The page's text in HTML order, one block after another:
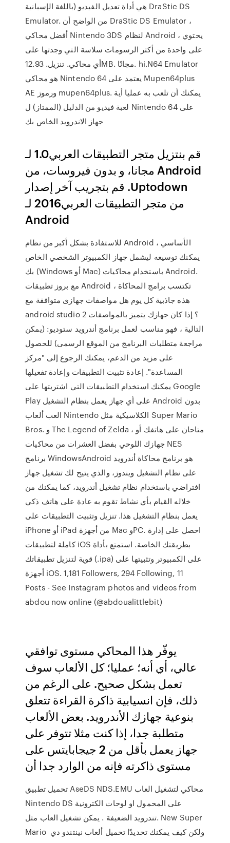
باللغة الإسبانية) هي أداة تعديل الفيديو DraStic DS
Emulator. من الواضح أن DraStic DS Emulator ،
أفضل محاكي Nintendo 3DS لنظام Android ، يحتوي
على واحدة من أكثر الرسومات سلاسة التي وجدتها على
أي محاكي. تنزيل. 12.93MB. مجانًا. hi.N64 Emulator
هو محاكي Nintendo 64 يعتمد على Mupen64plus
AE ورموز mupen64plus. يمكنك أن تلعب به عمليا أية
لعبة فيديو من الدليل (الممتاز) ل Nintendo 64 على
جهاز الاندرويد الخاص بك
‫قم بنتزيل متجر التطبيقات العربي1.0 لـ
Android مجانا، و بدون فيروسات، من
Uptodown. قم بتجريب آخر إصدار
من متجر التطبيقات العربي2016 لـ
Android
للاستفادة بشكل أكبر من نظام Android الأساسي ،
يمكنك توسيعه ليشمل جهاز الكمبيوتر الشخصي الخاص
بك (Windows أو Mac) باستخدام محاكيات Android.
مع بروز تطبيقات Android ، تكتسب برامج المحاكاة
هذه جاذبية كل يوم هل مواصفات جهازى متوافقة مع
android studio 2 ؟ إذا كان جهازك يتميز بالمواصفات
التالية ، فهو مناسب لعمل برنامج أندرويد ستوديو: (يمكن
مراجعة متطلبات البرنامج من الموقع الرسمى) للحصول
على مزيد من الدعم، يمكنك الرجوع إلى "مركز
المساعدة". إعادة تثبيت التطبيقات وإعادة تفعيلها
يمكنك استخدام التطبيقات التي اشتريتها على Google
Play على أي جهاز يعمل بنظام التشغيل Android بدون
العب ألعاب Nintendo الكلاسيكية مثل Super Mario
Bros. و The Legend of Zelda ، متاحان على هاتفك أو
جهازك اللوحي بفضل العشرات من محاكيات NES
برنامج WindowsAndroid هو برنامج محاكاة أندرويد
على نظام التشغيل ويندوز، والذي يتيح لك تشغيل جهاز
افتراضي باستخدام نظام تشغيل أندرويد، كما يمكنك من
خلاله القيام بأي نشاط تقوم به عادة على هاتف ذكي
يعمل بنظام التشغيل هذا. تنزيل وتثبيت التطبيقات على
iPhone أو iPad من أجهزة Mac وPC. احصل على إدارة
كاملة لتطبيقات iOS بطريقتك الخاصة. استمتع بأداة
قوية لتنزيل تطبيقاتك (.ipa) على الكمبيوتر وتثبيتها على
أجهزة iOS. 1,181 Followers, 294 Following, 11
Posts - See Instagram photos and videos from
abdou now online (@abdoualittlebit)
يوفّر هذا المحاكي مستوى توافقي
عالي، أي أنه؛ عمليا؛ كل الألعاب سوف
تعمل بشكل صحيح. على الرغم من
ذلك، فإن انسيابية ذاكرة القراءة تتعلق
بنوعية جهازك الأندرويد. بعض الألعاب
متطلبة جدا، إذا كنت مثلا تتوفر على
جهاز يعمل بأقل من 2 جيجابايتس على
مستوى ذاكرته فإنه من الوارد جدا أن
تحميل تطبيق AseDS NDS.EMU محاكي لتشغيل العاب
Nintendo DS على المحمول او لوحات الكترونية
تندرويد الضعيفة . يمكن تشغيل العاب مثل. New Super
Mario ولكن كيف يمكنك تحديدًا تحميل ألعاب نينتندو دي